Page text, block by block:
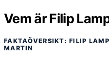
Vem är Filip
FAKTAÖVERSIKT: FILIP
MARTIN